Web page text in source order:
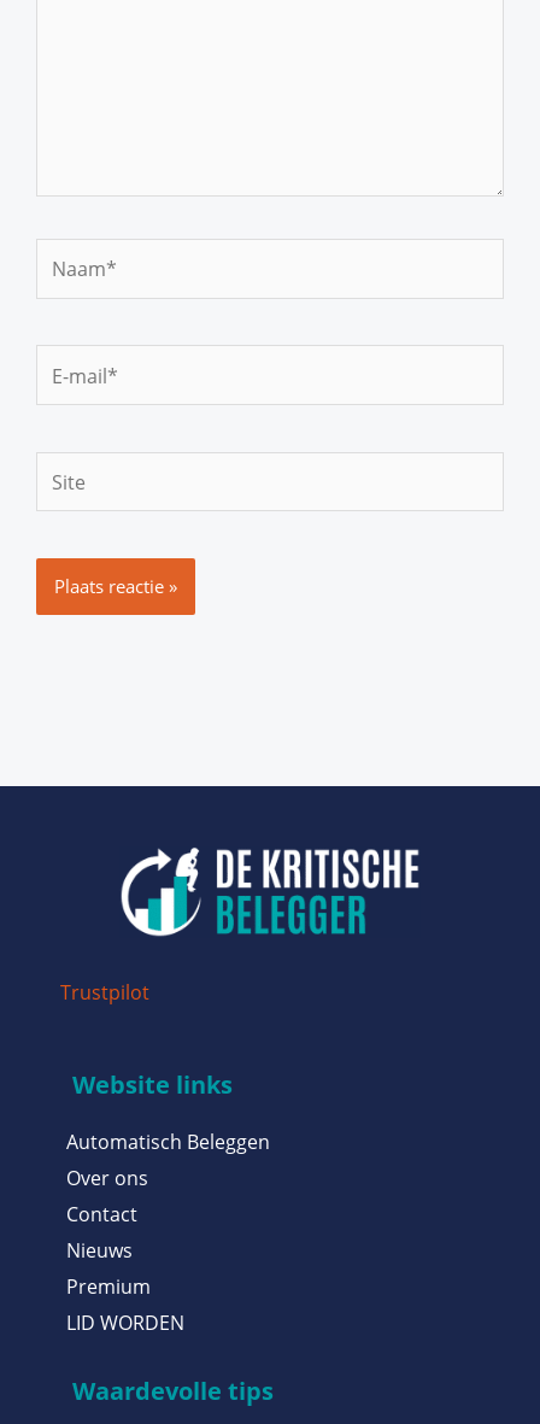
Naam*
mail*
Trustpilot
Website links
Automatisch Beleggen
Over ons
Contact
Nieuws
Premium
LID WORDEN
Waardevolle tips